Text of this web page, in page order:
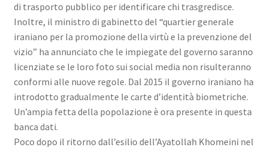
di trasporto pubblico per identificare chi trasgredisce.
Inoltre, il ministro di gabinetto del “quartier generale
iraniano per la promozione della virtù e la prevenzione del
vizio” ha annunciato che le impiegate del governo saranno
licenziate se le loro foto sui social media non risulteranno
conformi alle nuove regole. Dal 2015 il governo iraniano ha
introdotto gradualmente le carte d’identità biometriche.
Un’ampia fetta della popolazione è ora presente in questa
banca dati.
Poco dopo il ritorno dall’esilio dell’Ayatollah Khomeini nel